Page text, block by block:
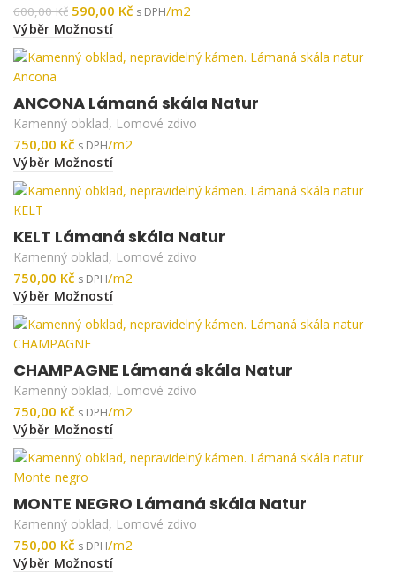
600,00Kč 590,00 Kč
Výběr Možností
ANCONA Lámaná skála Natur
Kamenný obklad, Lomové zdivo
Kč
Výběr Možností
KELT Lámaná skála Natur
Kamenný obklad, Lomové zdivo
Kč
Výběr Možností
CHAMPAGNE Lámaná skála Natur
Kamenný obklad, Lomové zdivo
Kč
Výběr Možností
MONTE NEGRO Lámaná skála Natur
Kamenný obklad, Lomové zdivo
Kč
Výběr Možností